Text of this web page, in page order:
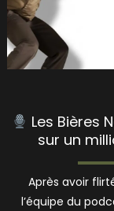
Les Bières
sur un
Après avoir
l’équipe du